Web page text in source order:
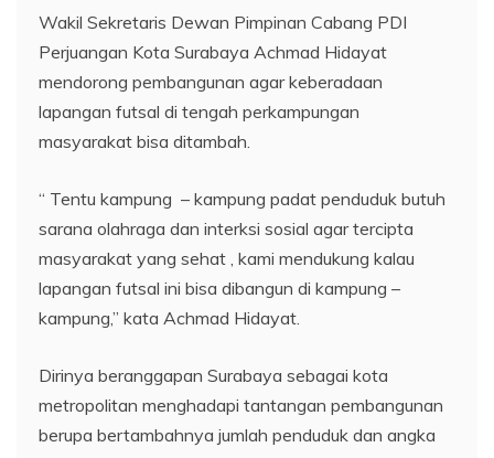
Wakil Sekretaris Dewan Pimpinan Cabang PDI
Perjuangan Kota Surabaya Achmad Hidayat
mendorong pembangunan agar keberadaan
lapangan futsal di tengah perkampungan
masyarakat bisa ditambah.
“ Tentu kampung – kampung padat penduduk butuh
sarana olahraga dan interksi sosial agar tercipta
masyarakat yang sehat , kami mendukung kalau
lapangan futsal ini bisa dibangun di kampung –
kampung,” kata Achmad Hidayat.
Dirinya beranggapan Surabaya sebagai kota
metropolitan menghadapi tantangan pembangunan
berupa bertambahnya jumlah penduduk dan angka